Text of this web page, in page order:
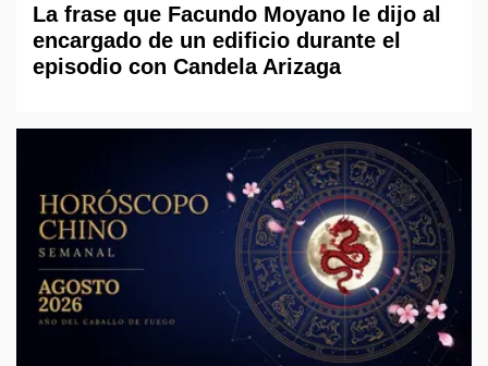
La frase que Facundo Moyano le dijo al
encargado de un edificio durante el
episodio con Candela Arizaga